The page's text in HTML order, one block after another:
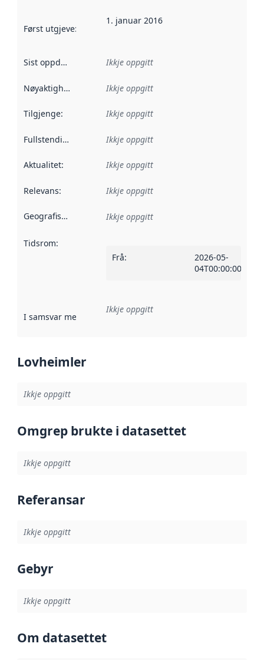
Først utgjeve: Denne datoen seier når dataa i dette
1. januar 2016
Sist oppdatert Ikkje oppgitt
Nøyaktigheit Ikkje oppgitt
Tilgjenge: Ikkje oppgitt
Fullstendigheit Ikkje oppgitt
Aktualitet: Ikkje oppgitt
Relevans: Ikkje oppgitt
Geografisk område Ikkje oppgitt
Tidsrom:
Frå:
2026-05-
04T00:00:00Z
I samsvar med Referanse til ei implementeringsregel eller
Ikkje oppgitt
Lovheimler
Ikkje oppgitt
Omgrep brukte i datasettet
Ikkje oppgitt
Referansar
Ikkje oppgitt
Gebyr
Ikkje oppgitt
Om datasettet